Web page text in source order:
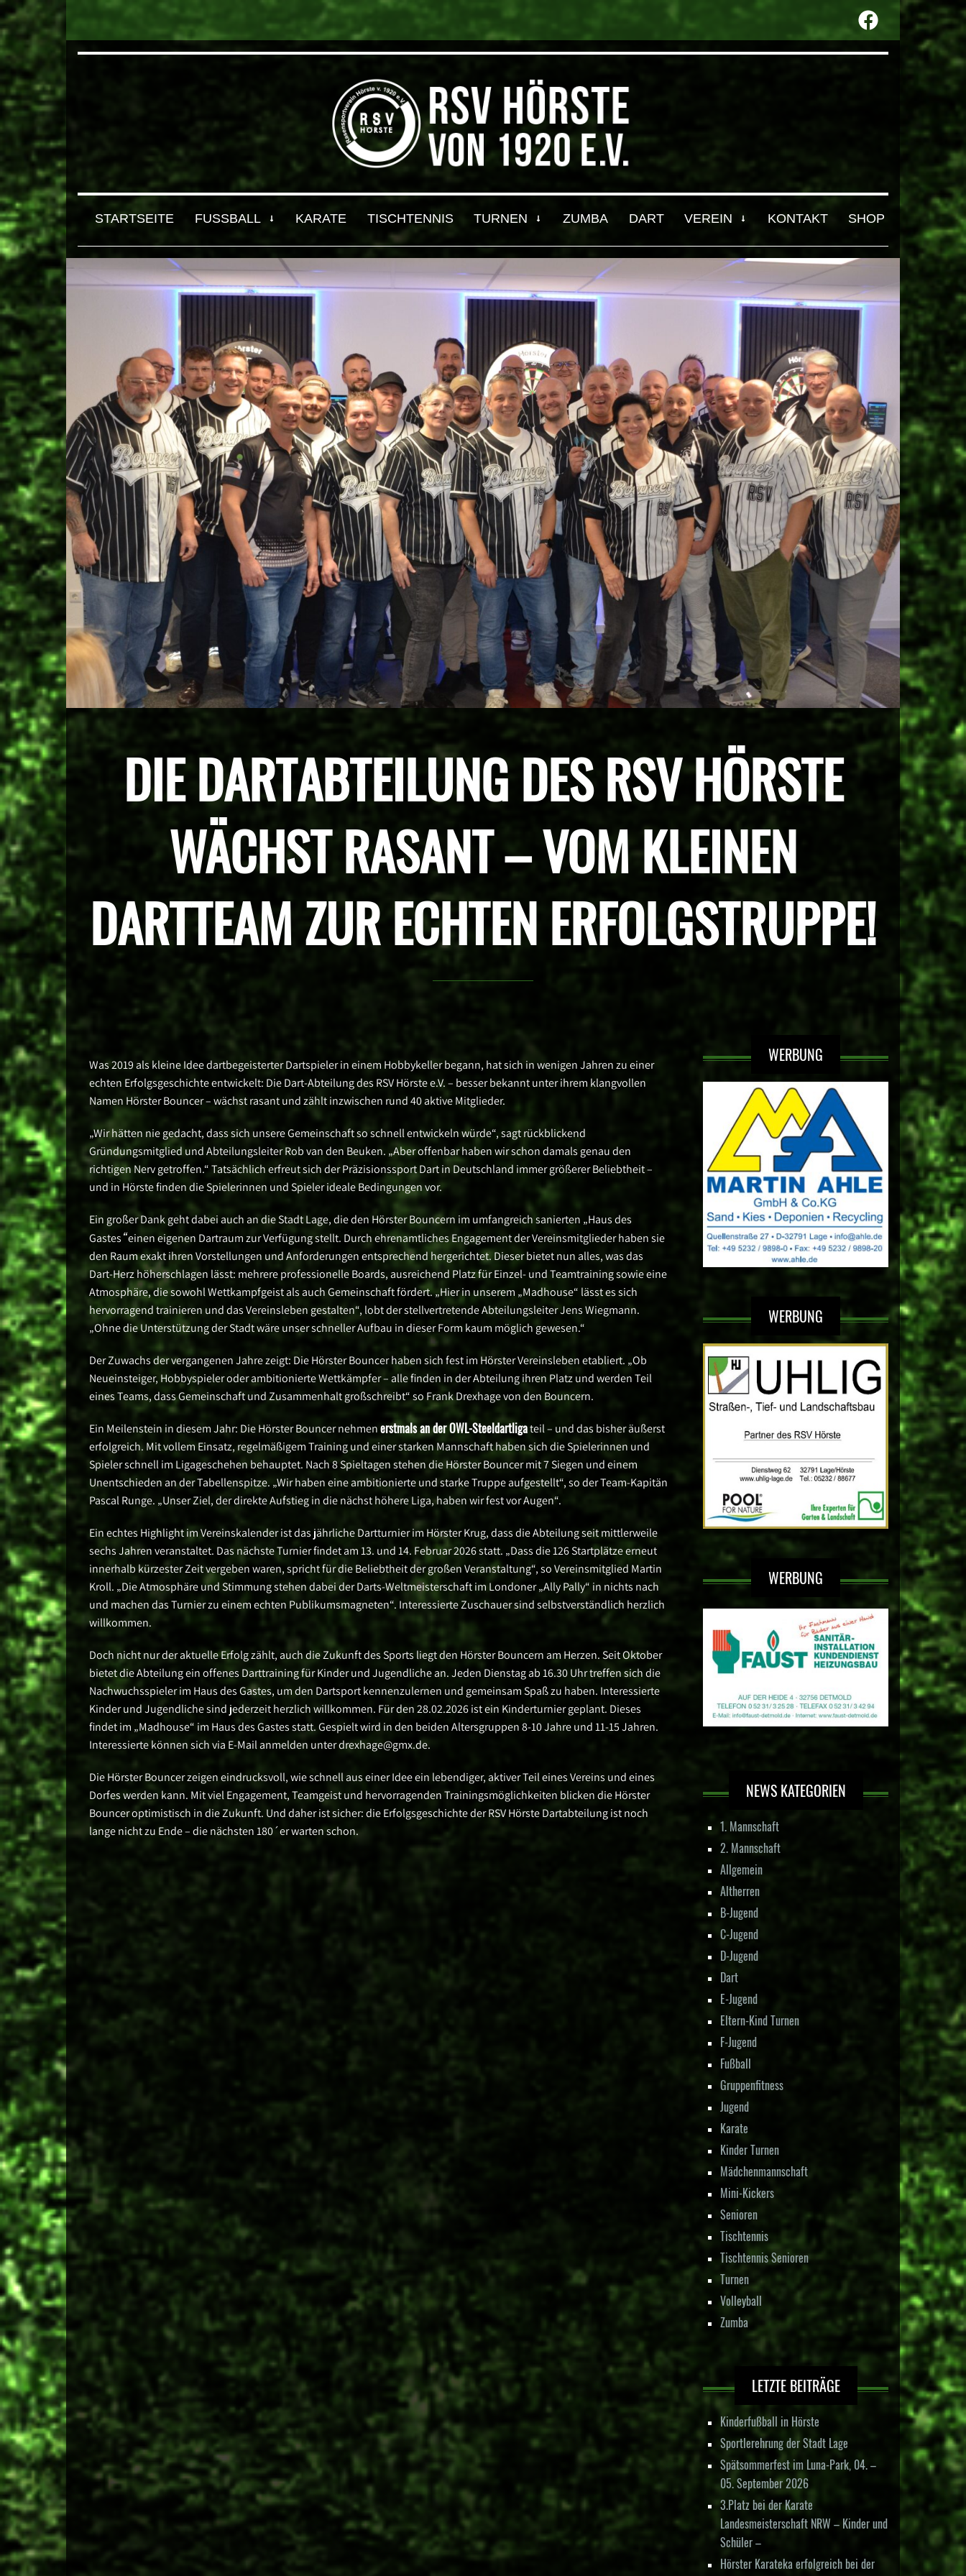
STARTSEITE FUSSBALL KARATE TISCHTENNIS TURNEN ZUMBA DART VEREIN KONTAKT SHOP
DIE DARTABTEILUNG DES RSV HÖRSTE
WÄCHST RASANT – VOM KLEINEN
DARTTEAM ZUR ECHTEN ERFOLGSTRUPPE!
Was 2019 als kleine Idee dartbegeisterter Dartspieler in einem Hobbykeller begann, hat sich in wenigen Jahren zu einer
echten Erfolgsgeschichte entwickelt: Die Dart-Abteilung des RSV Hörste e.V. – besser bekannt unter ihrem klangvollen
Namen Hörster Bouncer – wächst rasant und zählt inzwischen rund 40 aktive Mitglieder.
„Wir hätten nie gedacht, dass sich unsere Gemeinschaft so schnell entwickeln würde“, sagt rückblickend
Gründungsmitglied und Abteilungsleiter Rob van den Beuken. „Aber offenbar haben wir schon damals genau den
richtigen Nerv getroffen.“ Tatsächlich erfreut sich der Präzisionssport Dart in Deutschland immer größerer Beliebtheit –
und in Hörste finden die Spielerinnen und Spieler ideale Bedingungen vor.
Ein großer Dank geht dabei auch an die Stadt Lage, die den Hörster Bouncern im umfangreich sanierten „Haus des
Gastes“einen eigenen Dartraum zur Verfügung stellt. Durch ehrenamtliches Engagement der Vereinsmitglieder haben sie
den Raum exakt ihren Vorstellungen und Anforderungen entsprechend hergerichtet. Dieser bietet nun alles, was das
Dart-Herz höherschlagen lässt: mehrere professionelle Boards, ausreichend Platz für Einzel- und Teamtraining sowie eine
Atmosphäre, die sowohl Wettkampfgeist als auch Gemeinschaft fördert. „Hier in unserem „Madhouse“ lässt es sich
hervorragend trainieren und das Vereinsleben gestalten“, lobt der stellvertretende Abteilungsleiter Jens Wiegmann.
„Ohne die Unterstützung der Stadt wäre unser schneller Aufbau in dieser Form kaum möglich gewesen.“
Der Zuwachs der vergangenen Jahre zeigt: Die Hörster Bouncer haben sich fest im Hörster Vereinsleben etabliert. „Ob
Neueinsteiger, Hobbyspieler oder ambitionierte Wettkämpfer – alle finden in der Abteilung ihren Platz und werden Teil
eines Teams, dass Gemeinschaft und Zusammenhalt großschreibt“ so Frank Drexhage von den Bouncern.
Ein Meilenstein in diesem Jahr: Die Hörster Bouncer nehmenerstmals an der OWL-Steeldartligateil – und das bisher äußerst
erfolgreich. Mit vollem Einsatz, regelmäßigem Training und einer starken Mannschaft haben sich die Spielerinnen und
Spieler schnell im Ligageschehen behauptet. Nach 8 Spieltagen stehen die Hörster Bouncer mit 7 Siegen und einem
Unentschieden an der Tabellenspitze. „Wir haben eine ambitionierte und starke Truppe aufgestellt“, so der Team-Kapitän
Pascal Runge. „Unser Ziel, der direkte Aufstieg in die nächst höhere Liga, haben wir fest vor Augen“.
Ein echtes Highlight im Vereinskalender ist das jährliche Dartturnier im Hörster Krug, dass die Abteilung seit mittlerweile
sechs Jahren veranstaltet. Das nächste Turnier findet am 13. und 14. Februar 2026 statt. „Dass die 126 Startplätze erneut
innerhalb kürzester Zeit vergeben waren, spricht für die Beliebtheit der großen Veranstaltung“, so Vereinsmitglied Martin
Kroll. „Die Atmosphäre und Stimmung stehen dabei der Darts-Weltmeisterschaft im Londoner „Ally Pally“ in nichts nach
und machen das Turnier zu einem echten Publikumsmagneten“. Interessierte Zuschauer sind selbstverständlich herzlich
willkommen.
Doch nicht nur der aktuelle Erfolg zählt, auch die Zukunft des Sports liegt den Hörster Bouncern am Herzen. Seit Oktober
bietet die Abteilung ein offenes Darttraining für Kinder und Jugendliche an. Jeden Dienstag ab 16.30 Uhr treffen sich die
Nachwuchsspieler im Haus des Gastes, um den Dartsport kennenzulernen und gemeinsam Spaß zu haben. Interessierte
Kinder und Jugendliche sind jederzeit herzlich willkommen. Für den 28.02.2026 ist ein Kinderturnier geplant. Dieses
findet im „Madhouse“ im Haus des Gastes statt. Gespielt wird in den beiden Altersgruppen 8-10 Jahre und 11-15 Jahren.
Interessierte können sich via E-Mail anmelden unter drexhage@gmx.de.
Die Hörster Bouncer zeigen eindrucksvoll, wie schnell aus einer Idee ein lebendiger, aktiver Teil eines Vereins und eines
Dorfes werden kann. Mit viel Engagement, Teamgeist und hervorragenden Trainingsmöglichkeiten blicken die Hörster
Bouncer optimistisch in die Zukunft. Und daher ist sicher: die Erfolgsgeschichte der RSV Hörste Dartabteilung ist noch
lange nicht zu Ende – die nächsten 180´er warten schon.
WERBUNG
WERBUNG
WERBUNG
NEWS KATEGORIEN
1. Mannschaft
2. Mannschaft
Allgemein
Altherren
B-Jugend
C-Jugend
D-Jugend
Dart
E-Jugend
Eltern-Kind Turnen
F-Jugend
Fußball
Gruppenfitness
Jugend
Karate
Kinder Turnen
Mädchenmannschaft
Mini-Kickers
Senioren
Tischtennis
Tischtennis Senioren
Turnen
Volleyball
Zumba
LETZTE BEITRÄGE
Kinderfußball in Hörste
Sportlerehrung der Stadt Lage
Spätsommerfest im Luna-Park, 04. –
05. September 2026
3.Platz bei der Karate
Landesmeisterschaft NRW – Kinder und
Schüler –
Hörster Karateka erfolgreich bei der